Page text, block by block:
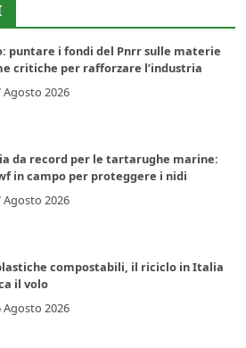
puntare i fondi del Pnrr sulle materie
critiche per rafforzare l’industria
Agosto 2026
da record per le tartarughe marine:
in campo per proteggere i nidi
Agosto 2026
compostabili, il riciclo in Italia
il volo
Agosto 2026